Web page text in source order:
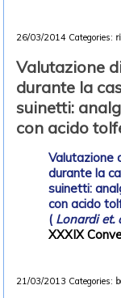
26/03/2014 Categories:
Valutazione
durante la
suinetti:
con acido
Valutazione
durante la
suinetti:
con acido
(Lonardi et.
XXXIX
21/03/2013 Categories: